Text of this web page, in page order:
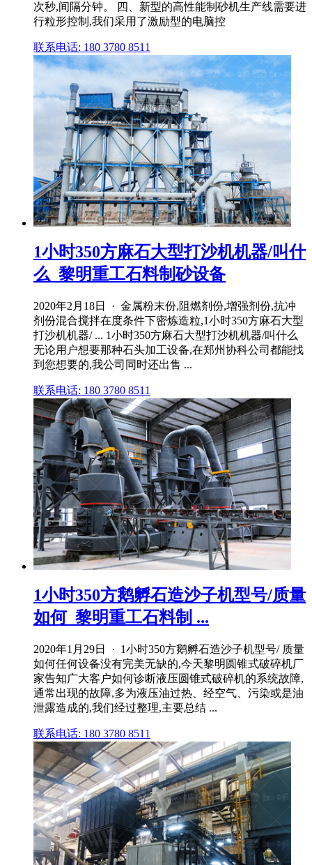
次秒,间隔分钟。 四、新型的高性能制砂机生产线需要进
行粒形控制,我们采用了激励型的电脑控
联系电话: 180 3780 8511
1小时350方麻石大型打沙机机器/叫什
么_黎明重工石料制砂设备
2020年2月18日 · 金属粉末份,阻燃剂份,增强剂份,抗冲
剂份混合搅拌在度条件下密炼造粒,1小时350方麻石大型
打沙机机器/ ... 1小时350方麻石大型打沙机机器/叫什么
无论用户想要那种石头加工设备,在郑州协科公司都能找
到您想要的,我公司同时还出售 ...
联系电话: 180 3780 8511
1小时350方鹅孵石造沙子机型号/质量
如何_黎明重工石料制 ...
2020年1月29日 · 1小时350方鹅孵石造沙子机型号/ 质量
如何任何设备没有完美无缺的,今天黎明圆锥式破碎机厂
家告知广大客户如何诊断液压圆锥式破碎机的系统故障,
通常出现的故障,多为液压油过热、经空气、污染或是油
泄露造成的,我们经过整理,主要总结 ...
联系电话: 180 3780 8511